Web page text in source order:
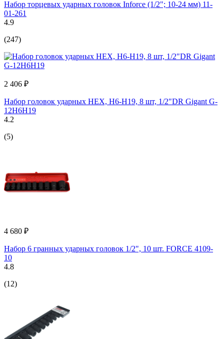
Набор торцевых ударных головок Inforce (1/2"; 10-24 мм) 11-
01-261
4.9
(247)
2 406 ₽
Набор головок ударных HEX, H6-H19, 8 шт, 1/2"DR Gigant G-
12H6H19
4.2
(5)
4 680 ₽
Набор 6 гранных ударных головок 1/2", 10 шт. FORCE 4109-
10
4.8
(12)